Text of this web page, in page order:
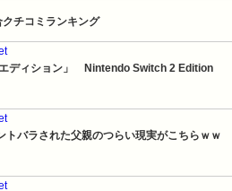
チコミランキング
エディション」　Nintendo Switch 2 Edition
トバラされた父親のつらい現実がこちらｗｗ